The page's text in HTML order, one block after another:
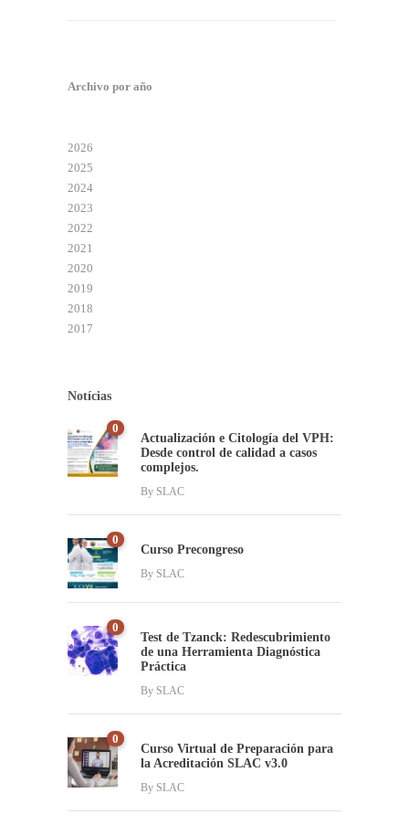
Archivo por año
2026
2025
2024
2023
2022
2021
2020
2019
2018
2017
Notícias
0
Actualización e Citología del VPH:
Desde control de calidad a casos
complejos.
By SLAC
0
Curso Precongreso
By SLAC
0
Test de Tzanck: Redescubrimiento
de una Herramienta Diagnóstica
Práctica
By SLAC
0
Curso Virtual de Preparación para
la Acreditación SLAC v3.0
By SLAC